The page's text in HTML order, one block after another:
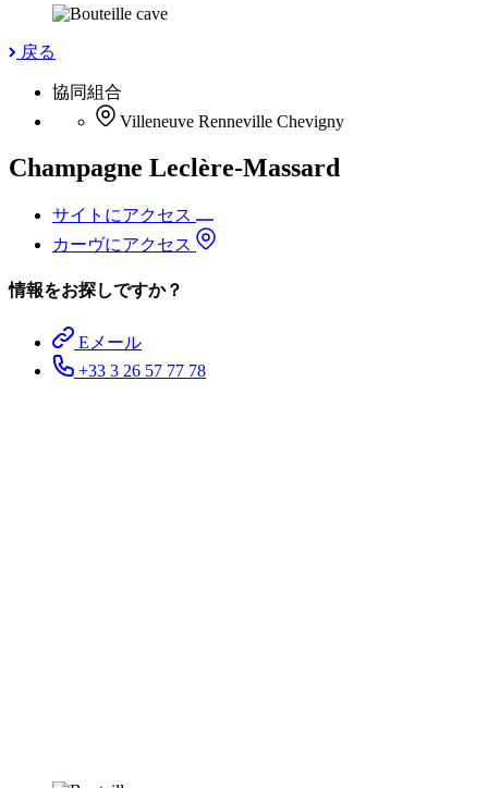
戻る
協同組合
Villeneuve Renneville Chevigny
Champagne Leclère-Massard
サイトにアクセス
カーヴにアクセス
情報をお探しですか？
Eメール
+33 3 26 57 77 78